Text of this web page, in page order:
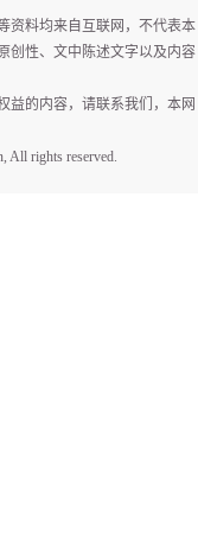
资料均来自互联网，不代表本
创性、文中陈述文字以及内容
益的内容，请联系我们，本网
All rights reserved.